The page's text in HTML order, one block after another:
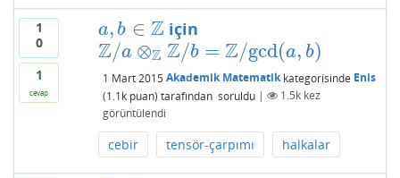
1
0
1
cevap
a, b ∈ Z
a,b∈Z için
Z/a ⊗Z Z/b = Z/gcd(a, b)
Z/a⊗ ZZ/b=Z/gcd a,b)
1 Mart 2015 Akademik Matematikkategorisinde Enis
(1.1kpuan) tarafından soruldu | 1.5kkez
görüntülendi
cebir tensör-çarpımı halkalar